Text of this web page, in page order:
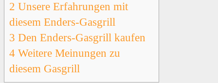
2 Unsere Erfahrungen mit
diesem Enders-Gasgrill
3 Den Enders-Gasgrill kaufen
4 Weitere Meinungen zu
diesem Gasgrill